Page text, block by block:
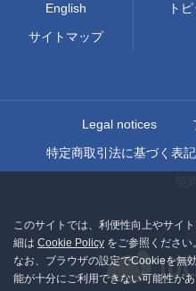
このサイトでは、利便性向上やサイ
細は Cookie Policy をご参照ください。
なお、ブラウザの設定でCookieを無
能が十分にご利用できない可能性があ
English
サイトマップ
ト
Legal notices
特定商取引法に基づく表記